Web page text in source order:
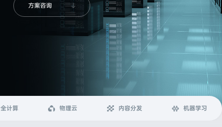
学习社区（即将上线）
社会公益（即将上线）
方案咨询
计算 物理云 内容分发 机器学习